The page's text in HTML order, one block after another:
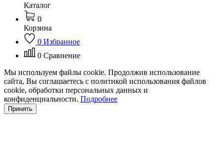
Каталог
0
Корзина
0 Избранное
0 Сравнение
Мы используем файлы cookie. Продолжив использование
сайта, Вы соглашаетесь с политикой использования файлов
cookie, обработки персональных данных и
конфиденциальности. Подробнее
Принять